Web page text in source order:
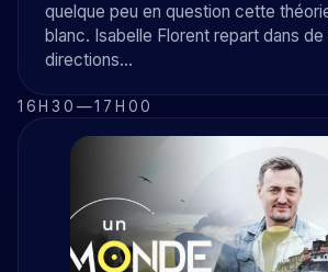
quelque peu en question cette
blanc. Isabelle Florent repart dans de
directions...
16H30 —17H00